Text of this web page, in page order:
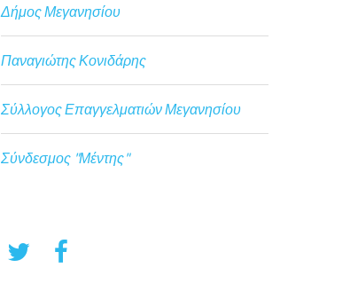
Δήμος Μεγανησίου
Παναγιώτης Κονιδάρης
Σύλλογος Επαγγελματιών Μεγανησίου
Σύνδεσμος "Μέντης"